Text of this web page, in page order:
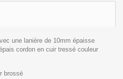
une lanière de 10mm épaisse
cordon en cuir tressé couleur
brossé